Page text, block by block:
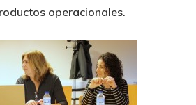
operacionales.